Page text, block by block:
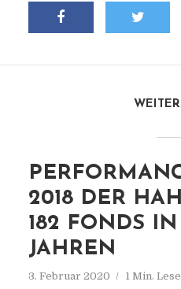
2018 DER
182 FONDS
JAHREN
3. Februar 2020 1 Min.